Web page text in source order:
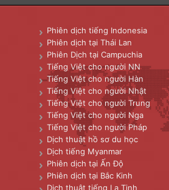
Phiên dịch tiếng Indonesia
Phiên dịch tại Thái Lan
Phiên Dịch tại Campuchia
Tiếng Việt cho người NN
Tiếng Việt cho người Hàn
Tiếng Việt cho người Nhật
Tiếng Việt cho người Trung
Tiếng Việt cho người Nga
Tiếng Việt cho người Pháp
Dịch thuật hồ sơ du học
Dịch tiếng Myanmar
Phiên dịch tại Ấn Độ
Phiên dịch tại Bắc Kinh
Dịch thuật tiếng La Tinh